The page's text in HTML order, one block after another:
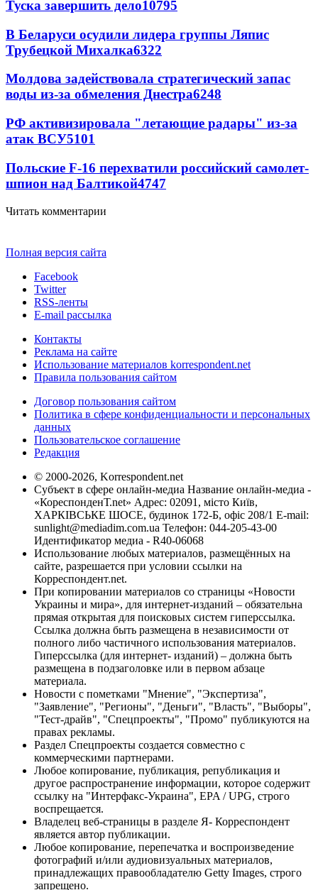
Туска завершить дело10795
В Беларуси осудили лидера группы Ляпис
Трубецкой Михалка6322
Молдова задействовала стратегический запас
воды из-за обмеления Днестра6248
РФ активизировала "летающие радары" из-за
атак ВСУ5101
Польские F-16 перехватили российский самолет-
шпион над Балтикой4747
Читать комментарии
Полная версия сайта
Facebook
Twitter
RSS-ленты
E-mail рассылка
Контакты
Реклама на сайте
Использование материалов korrespondent.net
Правила пользования сайтом
Договор пользования сайтом
Политика в сфере конфиденциальности и персональных
данных
Пользовательское соглашение
Редакция
© 2000-2026, Korrespondent.net
Субъект в сфере онлайн-медиа Название онлайн-медиа -
«КореспонденТ.net» Адрес: 02091, місто Київ,
ХАРКІВСЬКЕ ШОСЕ, будинок 172-Б, офіс 208/1 E-mail:
sunlight@mediadim.com.ua Телефон: 044-205-43-00
Идентификатор медиа - R40-06068
Использование любых материалов, размещённых на
сайте, разрешается при условии ссылки на
Корреспондент.net.
При копировании материалов со страницы «Новости
Украины и мира», для интернет-изданий – обязательна
прямая открытая для поисковых систем гиперссылка.
Ссылка должна быть размещена в независимости от
полного либо частичного использования материалов.
Гиперссылка (для интернет- изданий) – должна быть
размещена в подзаголовке или в первом абзаце
материала.
Новости с пометками "Мнение", "Экспертиза",
"Заявление", "Регионы", "Деньги", "Власть", "Выборы",
"Тест-драйв", "Спецпроекты", "Промо" публикуются на
правах рекламы.
Раздел Спецпроекты создается совместно с
коммерческими партнерами.
Любое копирование, публикация, републикация и
другое распространение информации, которое содержит
ссылку на "Интерфакс-Украина", EPA / UPG, строго
воспрещается.
Владелец веб-страницы в разделе Я- Корреспондент
является автор публикации.
Любое копирование, перепечатка и воспроизведение
фотографий и/или аудиовизуальных материалов,
принадлежащих правообладателю Getty Images, строго
запрещено.